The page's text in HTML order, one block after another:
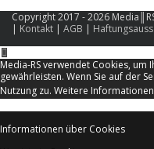
Copyright 2017 - 2026
| Kontakt | AGB |
Media-RS verwendet Cookies, um
gewährleisten. Wenn Sie auf der
Nutzung zu. Weitere Informationen
Informationen über Cookies